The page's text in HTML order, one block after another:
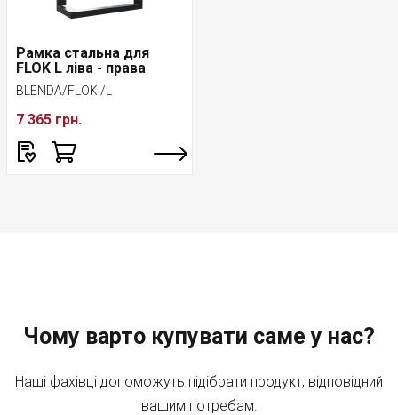
Рамка стальна для
FLOK L ліва - права
BLENDA/FLOKI/L
7 365 грн.
Чому варто купувати саме у нас?
Наші фахівці допоможуть підібрати продукт, відповідний
вашим потребам.